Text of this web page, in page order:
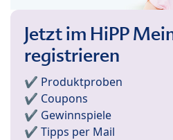
Jetzt im HiPP
registrieren
✔️ Produktproben
✔️ Coupons
✔️ Gewinnspiele
✔️ Tipps per Mail